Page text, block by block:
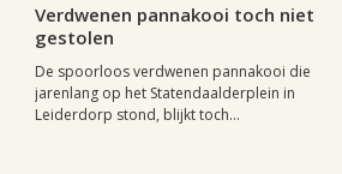
Verdwenen pannakooi toch niet
gestolen
De spoorloos verdwenen pannakooi die
jarenlang op het Statendaalderplein in
Leiderdorp stond, blijkt toch...